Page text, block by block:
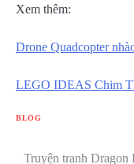
Xem thêm:
Drone Quadcopter
LEGO IDEAS Chim
BLOG
Truyện tranh Dragon